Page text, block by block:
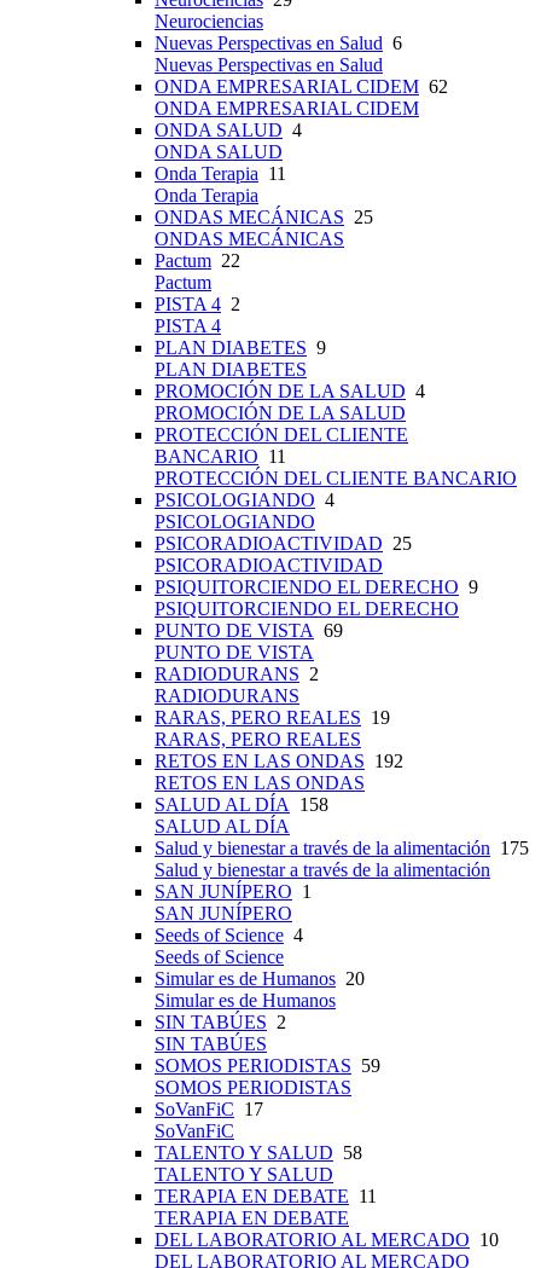
Neurociencias
Nuevas Perspectivas en Salud 6
Nuevas Perspectivas en Salud
ONDA EMPRESARIAL CIDEM 62
ONDA EMPRESARIAL CIDEM
ONDA SALUD 4
ONDA SALUD
Onda Terapia 11
Onda Terapia
ONDAS MECÁNICAS 25
ONDAS MECÁNICAS
Pactum 22
Pactum
PISTA 4 2
PISTA 4
PLAN DIABETES 9
PLAN DIABETES
PROMOCIÓN DE LA SALUD 4
PROMOCIÓN DE LA SALUD
PROTECCIÓN DEL CLIENTE
BANCARIO 11
PROTECCIÓN DEL CLIENTE BANCARIO
PSICOLOGIANDO 4
PSICOLOGIANDO
PSICORADIOACTIVIDAD 25
PSICORADIOACTIVIDAD
PSIQUITORCIENDO EL DERECHO 9
PSIQUITORCIENDO EL DERECHO
PUNTO DE VISTA 69
PUNTO DE VISTA
RADIODURANS 2
RADIODURANS
RARAS, PERO REALES 19
RARAS, PERO REALES
RETOS EN LAS ONDAS 192
RETOS EN LAS ONDAS
SALUD AL DÍA
158
SALUD AL DÍA
Salud y bienestar a través de la alimentación 175
Salud y bienestar a través de la alimentación
SAN JUNÍPERO 1
SAN JUNÍPERO
Seeds of Science 4
Seeds of Science
Simular es de Humanos 20
Simular es de Humanos
SIN TABÚES 2
SIN TABÚES
SOMOS PERIODISTAS 59
SOMOS PERIODISTAS
SoVanFiC 17
SoVanFiC
TALENTO Y SALUD 58
TALENTO Y SALUD
TERAPIA EN DEBATE 11
TERAPIA EN DEBATE
DEL LABORATORIO AL MERCADO 10
DEL LABORATORIO AL MERCADO